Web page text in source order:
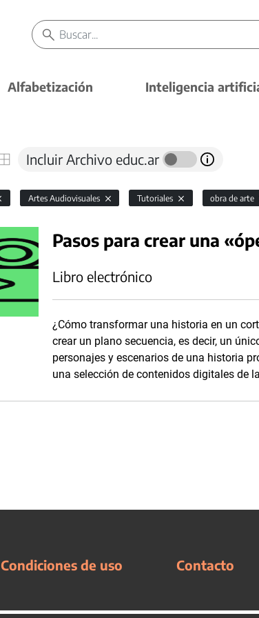
Alfabetización Inteligencia
Incluir Archivo educ.ar
Artes Audiovisuales Tutoriales obra de arte
Pasos para crear una
Libro electrónico
¿Cómo transformar una historia en un
crear un plano secuencia, es decir, un
personajes y escenarios de una historia
una selección de contenidos digitales de
Condiciones de uso Contacto